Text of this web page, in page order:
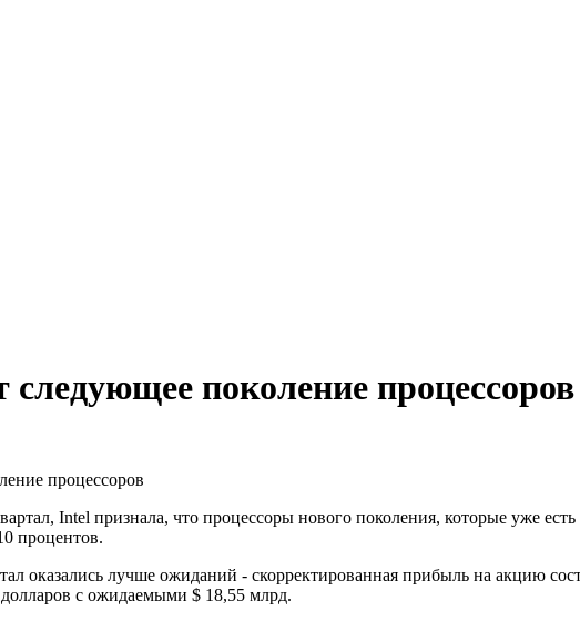
поколение процессоров
Intel признала, что процессоры нового поколения, которые уже
процентов.
оказались лучше ожиданий - скорректированная прибыль на акцию
с ожидаемыми $ 18,55 млрд.